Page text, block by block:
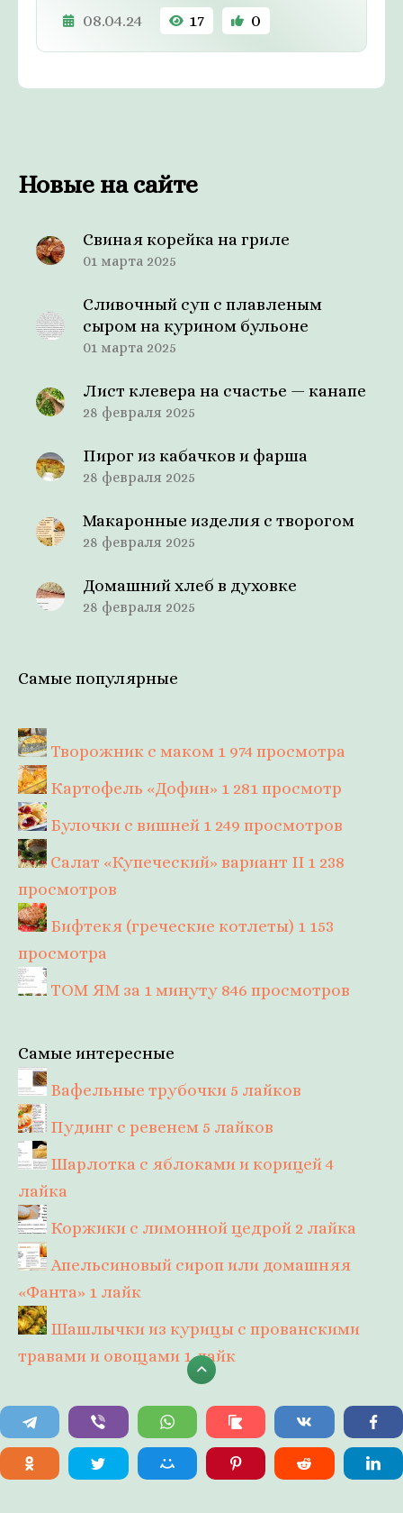
08.04.24 17 0
Новые на сайте
Свиная корейка на гриле
01 марта 2025
Сливочный суп с плавленым
сыром на курином бульоне
01 марта 2025
Лист клевера на счастье — канапе
28 февраля 2025
Пирог из кабачков и фарша
28 февраля 2025
Макаронные изделия с творогом
28 февраля 2025
Домашний хлеб в духовке
28 февраля 2025
Самые популярные
Творожник с маком 1 974 просмотра
Картофель «Дофин» 1 281 просмотр
Булочки с вишней 1 249 просмотров
Салат «Купеческий» вариант II 1 238
просмотров
Бифтекя (греческие котлеты) 1 153
просмотра
ТОМ ЯМ за 1 минуту 846 просмотров
Самые интересные
Вафельные трубочки 5 лайков
Пудинг с ревенем 5 лайков
Шарлотка с яблоками и корицей4
лайка
Коржики с лимонной цедрой 2 лайка
Апельсиновый сироп или домашняя
«Фанта» 1 лайк
Шашлычки из курицы с прованскими
травами и овощами 1 лайк